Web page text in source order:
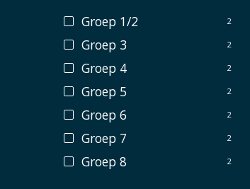
Groep 1/2 2
Groep 3 2
Groep 4 2
Groep 5 2
Groep 6 2
Groep 7 2
Groep 8 2